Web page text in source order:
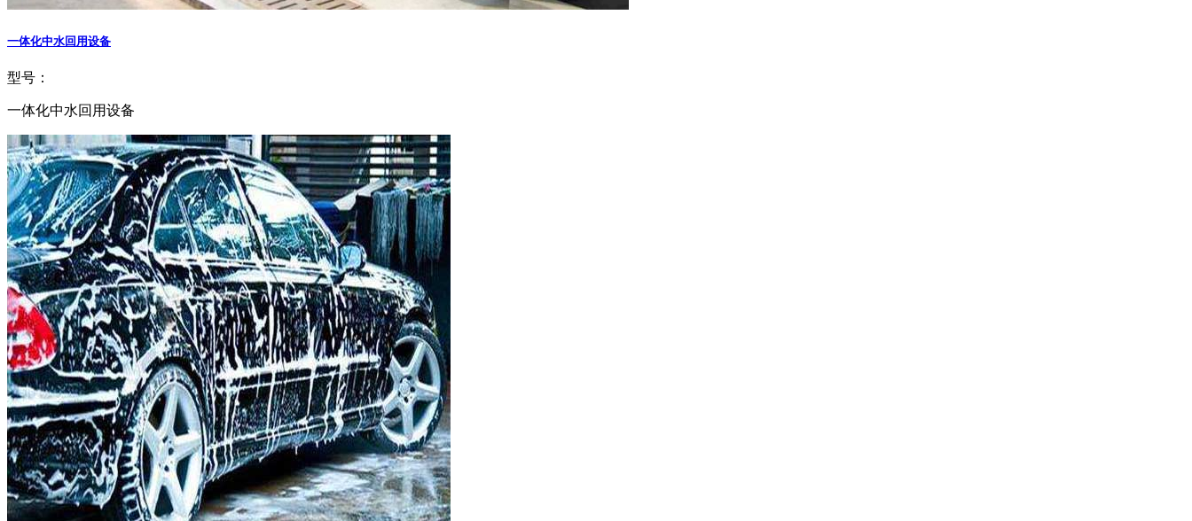
一体化中水回用设备
型号：
一体化中水回用设备